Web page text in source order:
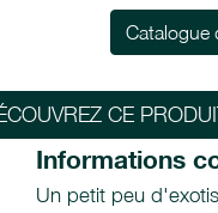
Catalogue
CE
Informations
Un petit peu